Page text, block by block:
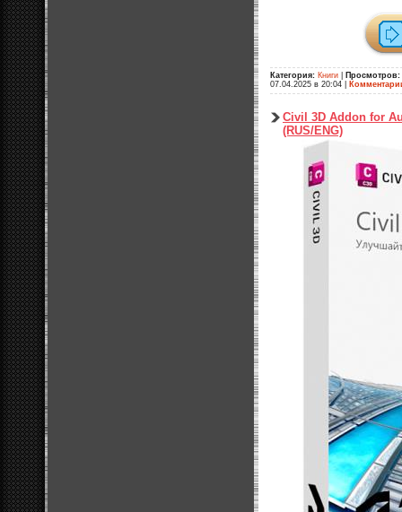
Категория: Книги Просмотров:
07.04.2025 в 20:04
Civil 3D Addon for
(RUS/ENG)